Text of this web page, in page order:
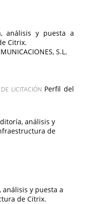
análisis y puesta a
Citrix.
S.L.
LICITACIÓN Perfil del
análisis y
de
y puesta a
de Citrix.